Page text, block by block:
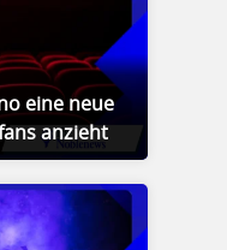
eine neue
anzieht